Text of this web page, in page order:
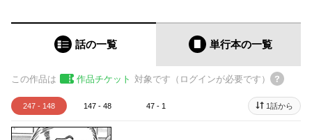
話の一覧 単行本の一覧
この作品は 作品チケット 対象です（ログインが必要です）
247 - 148 147 - 48 47 - 1 1話から